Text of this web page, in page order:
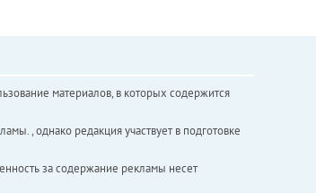
материалов, в которых содержится
, однако редакция участвует в подготовке
за содержание рекламы несет